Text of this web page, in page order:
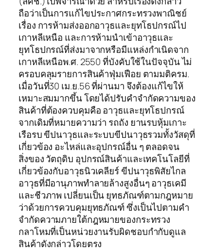
ถือว่าเป็นการแก้ไขประกาศกระทรวงพาณิชย์
เรื่อง การห้ามส่งออกอาวุธและยุทโธปกรณ์ไป
เกาหลีเหนือ และการห้ามนำเข้าอาวุธและ
ยุทโธปกรณ์ที่ส่งมาจากหรือมีแหล่งกำเนิดจาก
เกาหลีเหนือพ.ศ. 2550 ที่บังคับใช้ในปัจจุบัน ไม่
ครอบคลุมรายการสินค้าฟุ่มเฟือย ตามมติครม.
เมื่อวันที่30 เม.ย.56 ที่ผ่านมา จึงต้องแก้ไขให้
เหมาะสมมากขึ้น โดยได้ปรับคำจำกัดความของ
สินค้าที่ต้องควบคุมคือ อาวุธและยุทโธปกรณ์
จากเดิมที่หมายความว่า รถถัง ยานรบหุ้มเกาะ
เรือรบ ขีปนาวุธและระบบขีปนาวุธรวมทั้งวัสดุที่
เกี่ยวข้อง อะไหล่และอุปกรณ์อื่น ๆ ตลอดจน
สิ่งของ วัตถุดิบ อุปกรณ์สินค้าและเทคโนโลยีที่
เกี่ยวข้องกับอาวุธนิวเคลียร์ ขีปนาวุธพิสัยไกล
อาวุธที่มีอานุภาพทำลายล้างสูงอื่นๆ อาวุธเคมี
และชีวภาพ เปลี่ยนเป็น ยุทธภัณฑ์ตามกฎหมาย
ว่าด้วยการควบคุมยุทธภัณฑ์ ซึ่งเป็นไปตามคำ
จำกัดความภายใต้กฎหมายของกระทรวง
กลาโหมที่เป็นหน่วยงานรับผิดชอบกำกับดูแล
สินค้าดังกล่าวโดยตรง